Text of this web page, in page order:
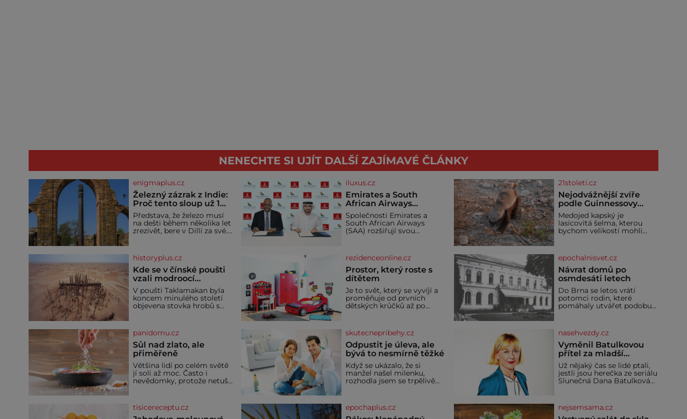
NENECHTE SI UJÍT DALŠÍ ZAJÍMAVÉ ČLÁNKY
enigmaplus.cz
Železný zázrak z Indie:
Proč tento sloup už 1
600 let nezná rez?
Představa, že železo musí
na dešti během několika let
zrezivět, bere v Dillí za své.
vysoký železný sloup, který
už přibližně 1 600 let
odolává počasí
iluxus.cz
Emirates a South
African Airways
rozšiřují partnerství.
Cestujícím nově
zpřístupní dalších
Společnosti Emirates a
South African Airways
(SAA) rozšiřují svou
dohoda zpřístupní
cestujícím devět dalších
destinací v jižní a střední
Africe a u
21stoleti.cz
Nejodvážnější zvíře
podle Guinnessovy
knihy rekordů?
Šelmička s pruhem na
hřbetě!
Medojed kapský je
lasicovitá šelma, kterou
bychom velikostí mohli
nebojácná, ostatně bývá
označována za
nejodvážnější zvíře vůbec. V
této souvislosti je dokonc
historyplus.cz
Kde se v čínské poušti
vzali modroocí
blonďáci?
V poušti Taklamakan byla
koncem minulého století
objevena stovka hrobů s
byli pohřbeni s úctou a
četnými milodary. Asi
nejvíc přitom vědce zaujal
hrob tříměsíčního
chlapečka s modrou
filcovou čapkou, z níž se
draly blonďaté vlásky. Fakt,
že jsou těla dávných lidí
klimatickým podmínkám.
Sucho, prosolené písky a
rezidenceonline.cz
Prostor, který roste s
dítětem
Je to svět, který se vyvíjí a
proměňuje od prvních
dětských krůčků až po
bezpečí, kreativitu,
soustředění i odpočinek a
reaguje na každou etapu
života a specifické potřeby
dítěte. Pro nejmenší je
klíčová jednoduchost,
měkkost a bezpečí, proto
by pokoj miminka měl
epochalnisvet.cz
Návrat domů po
osmdesáti letech
Do Brna se letos vrátí
potomci rodin, které
pomáhaly utvářet podobu
světová válka. Příběhy rodů
Placzek, Löw-Beer,
Fuhrmann, Kohn a Stiassni
se stanou jednou z hlavních
dramaturgických linií
festivalu židovské kultury
ŠTETL FEST 2026. Některé
návraty nejsou jednoduché.
vyprávění, už dávno
panidomu.cz
Sůl nad zlato, ale
přiměřeně
Většina lidí po celém světě
jí soli až moc. Často i
nevědomky, protože netuší,
vyráběných potravinách,
dokonce i těch sladkých.
skutecnepribehy.cz
Odpustit je úleva, ale
bývá to nesmírně těžké
Když se ukázalo, že si
manžel našel milenku,
rozhodla jsem se trpělivě
rodině. Možná je to jedna z
nejtěžších věcí na světě. Ale
nasehvezdy.cz
Vyměnil Batulkovou
přítel za mladší
exemplář?
Už nějaký čas se lidé ptali,
jestli jsou herečka ze seriálu
Slunečná Dana Batulková
vůbec spolu. Herečka od
sebe přítele od samého
tisicereceptu.cz epochaplus.cz nejsemsama.cz